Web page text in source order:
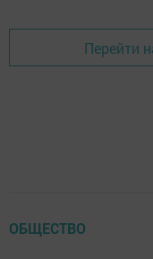
Перейти
ОБЩЕСТВО